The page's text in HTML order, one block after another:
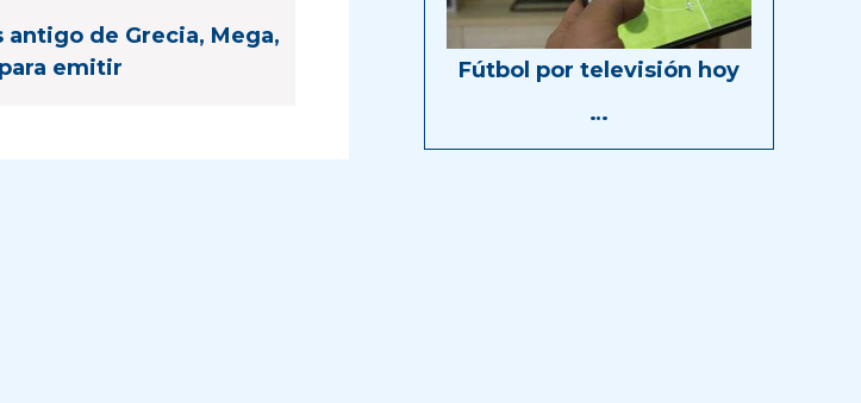
antigo de Grecia, Mega,
emitir
Fútbol por televisión hoy
…